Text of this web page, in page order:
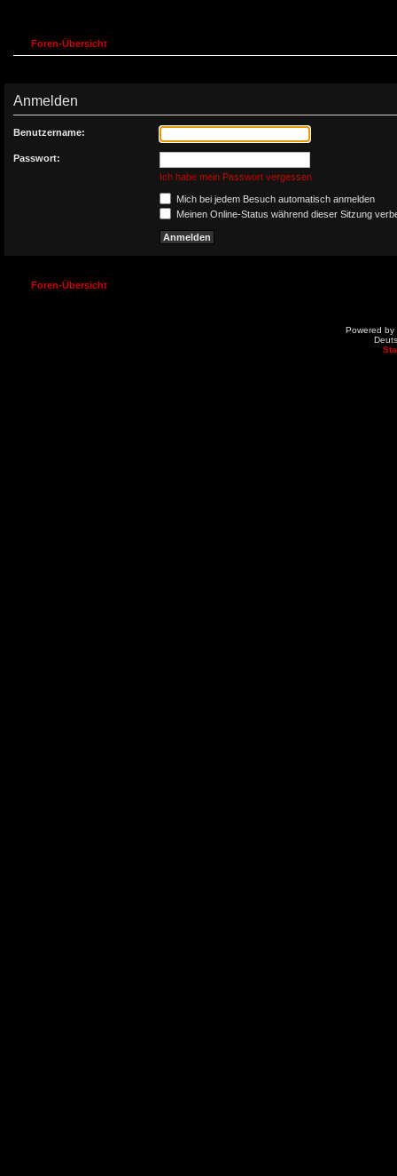
Foren-Übersicht
Anmelden
Benutzername:
Passwort:
Ich habe mein Passwort vergessen
Mich bei jedem Besuch automatisch anmelden
Meinen Online-Status während dieser Sitzung
Foren-Übersicht
Powered by